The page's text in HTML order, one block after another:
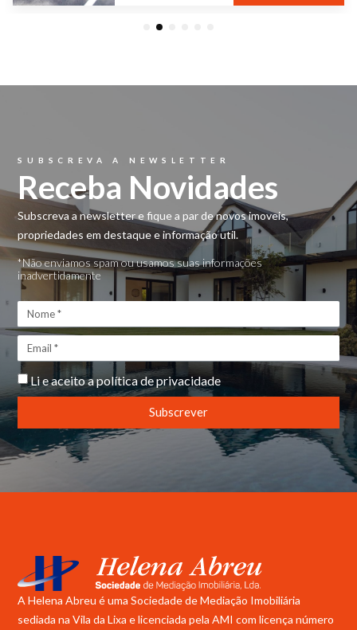
5
SUBSCREVA A NEWSLETTER
Receba Novidades
Subscreva a newsletter e fique a par de novos imoveis,
propriedades em destaque e informação util.
*Não enviamos spam ou usamos suas informações
inadvertidamente
Li e aceito apolítica de privacidade
Subscrever
A Helena Abreu é uma Sociedade de Mediação Imobiliária
sediada na Vila da Lixa e licenciada pelaAMI com licença número